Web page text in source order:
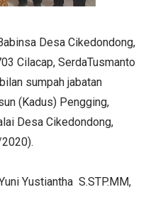
Desa Cikedondong,
Cilacap, SerdaTusmanto
sumpah jabatan
(Kadus) Pengging,
Desa Cikedondong,
Yustiantha S.STP.MM,